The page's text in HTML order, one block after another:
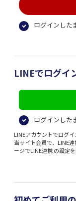
ログインした
LINEでログイ
ログインした
LINEアカウントでログイ
当サイト会員で、LINE
ージでLINE連携 の設定